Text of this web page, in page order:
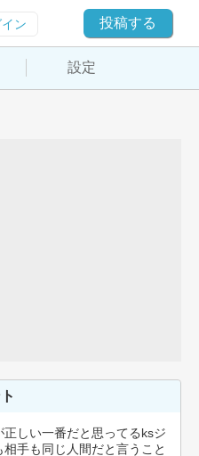
ン 投稿する
設定
正しい一番だと思ってるksジ
相手も同じ人間だと言うこと